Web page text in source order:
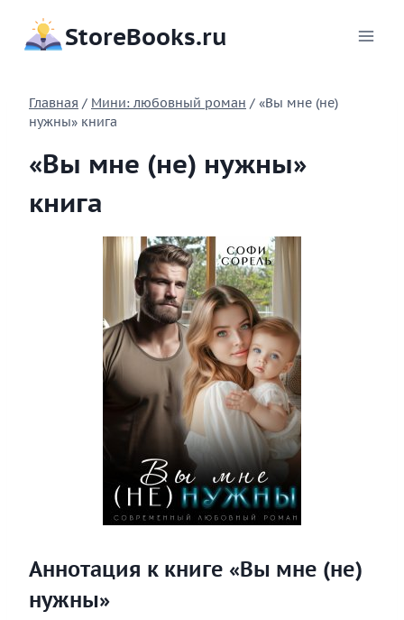
содержимому
StoreBooks.ru
Главная / Мини: любовный роман / «Вы мне (не)
нужны» книга
«Вы мне (не) нужны»
книга
Аннотация к книге «Вы мне (не)
нужны»